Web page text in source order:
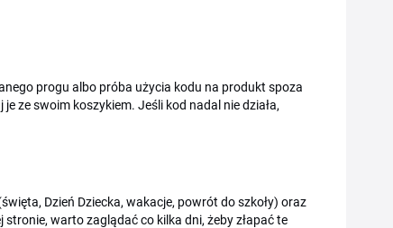
progu albo próba użycia kodu na produkt spoza
ze swoim koszykiem. Jeśli kod nadal nie działa,
Dzień Dziecka, wakacje, powrót do szkoły) oraz
warto zaglądać co kilka dni, żeby złapać te